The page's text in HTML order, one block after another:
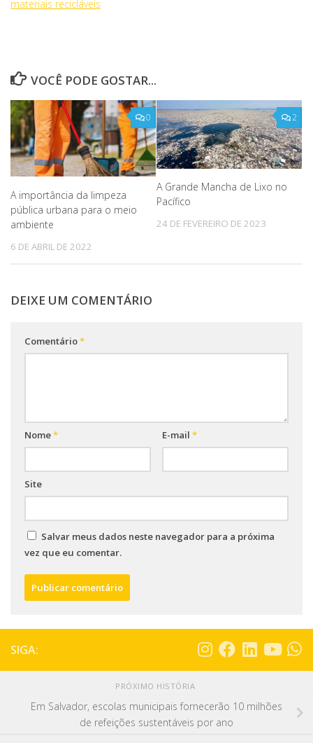
materiais recicláveis
VOCÊ PODE GOSTAR...
0
A importância da limpeza
pública urbana para o meio
ambiente
6 DE ABRIL DE 2022
2
A Grande Mancha de Lixo no
Pacífico
24 DE FEVEREIRO DE 2023
DEIXE UM COMENTÁRIO
Comentário*
Nome* E-mail *
Site
Salvar meus dados neste navegador para a próxima
vez que eu comentar.
SIGA:
PRÓXIMO HISTÓRIA
Em Salvador, escolas municipais fornecerão 10 milhões
de refeições sustentáveis ​​por ano